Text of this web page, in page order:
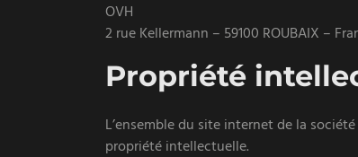
OVH
2 rue Kellermann – 59100 ROUBAIX –
Propriété
L’ensemble du site internet de la
propriété intellectuelle.